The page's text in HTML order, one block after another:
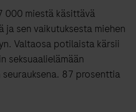
000 miestä käsittävä
sen vaikutuksesta miehen
Valtaosa potilaista kärsii
seksuaalielämään
87 prosenttia